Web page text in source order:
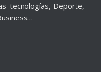
tecnologías, Deporte,